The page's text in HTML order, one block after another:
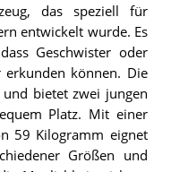
das speziell für
entwickelt wurde. Es
Geschwister oder
erkunden können. Die
bietet zwei jungen
Platz. Mit einer
59 Kilogramm eignet
Größen und